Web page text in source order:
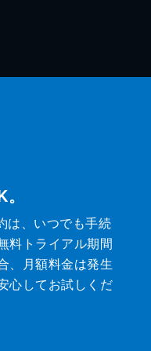
は、いつでも手続
料トライアル期間
、月額料金は発生
心してお試しくだ